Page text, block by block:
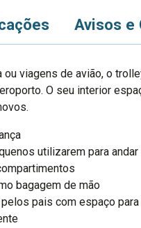
Avisos e
viagens de avião, o
O seu interior
utilizarem para andar
bagagem de mão
pais com espaço